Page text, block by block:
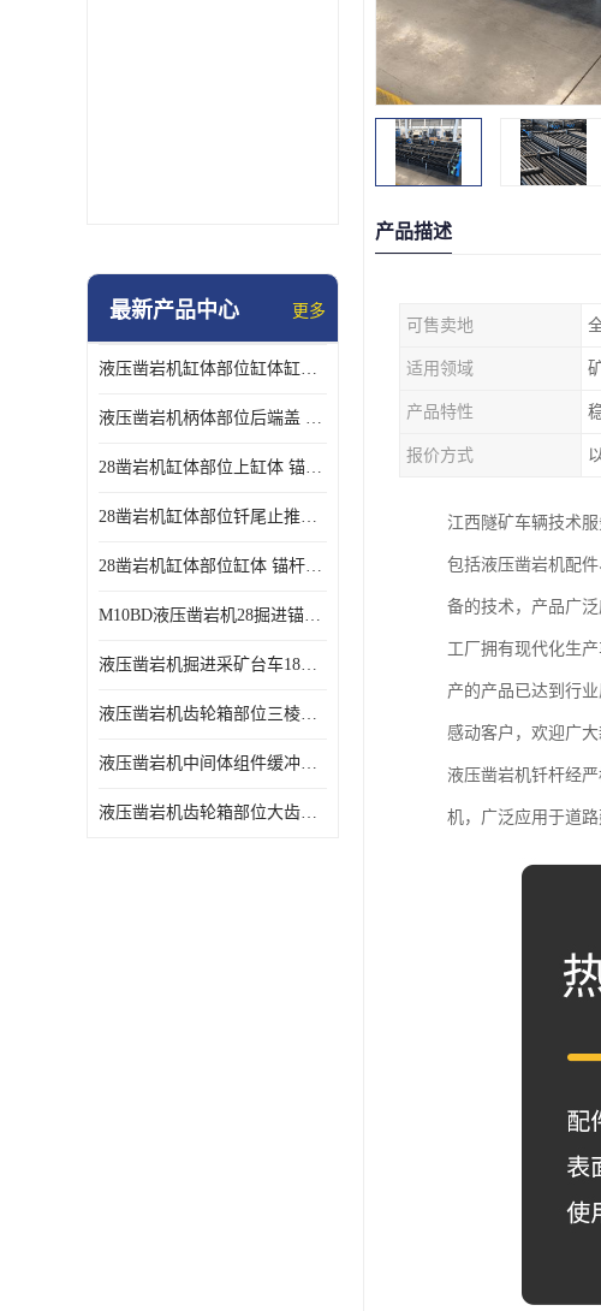
最新产品中心 更多
液压凿岩机缸体部位缸体缸壳 凿岩台车18kw功率凿岩机易磨损耗件
液压凿岩机柄体部位后端盖 地下采矿台车18kw凿岩机易耗损件
28凿岩机缸体部位上缸体 锚杆凿岩台车10KW液压凿岩机零配件
28凿岩机缸体部位钎尾止推套 锚杆钻车10KW液压凿岩机零配件
28凿岩机缸体部位缸体 锚杆掘进钻车10KW液压凿岩机零配件
M10BD液压凿岩机28掘进锚杆台车10KW液压凿岩机
液压凿岩机掘进采矿台车18KW液压凿岩机
液压凿岩机齿轮箱部位三棱套 掘进凿岩台车18KW液压凿岩机配件
液压凿岩机中间体组件缓冲活塞 地下采矿台车18kw凿岩机活塞配件
液压凿岩机齿轮箱部位大齿轮 掘进采矿台车18KW液压凿岩机零配件
产品描述
可售卖地
适用领域
产品特性
报价方式
江西隧矿车辆技术
包括液压凿岩机配
备的技术，产品广
工厂拥有现代化生
产的产品已达到行
感动客户，欢迎广大
液压凿岩机钎杆经
机，广泛应用于道